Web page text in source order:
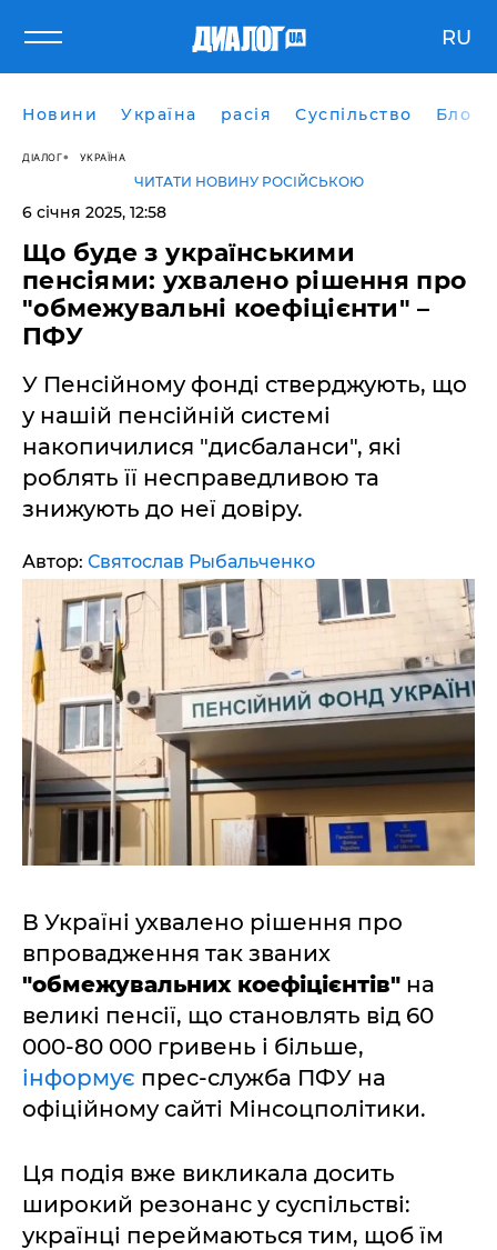
RU
Новини Україна расія Суспільство Блоги
ДІАЛОГ УКРАЇНА
ЧИТАТИ НОВИНУ РОСІЙСЬКОЮ
6 січня 2025, 12:58
Що буде з українськими
пенсіями: ухвалено рішення про
"обмежувальні коефіцієнти" –
ПФУ
У Пенсійному фонді стверджують, що
у нашій пенсійній системі
накопичилися "дисбаланси", які
роблять її несправедливою та
знижують до неї довіру.
Автор: Святослав Рыбальченко
В Україні ухвалено рішення про
впровадження так званих
"обмежувальних коефіцієнтів" на
великі пенсії, що становлять від 60
000-80 000 гривень і більше,
інформує прес-служба ПФУ на
офіційному сайті Мінсоцполітики.
Ця подія вже викликала досить
широкий резонанс у суспільстві:
українці переймаються тим, щоб їм